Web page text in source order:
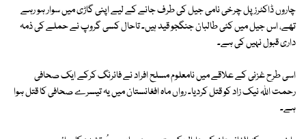
چاروں ڈاکٹرز پل چرخی نامی جيل کی طرف جانے کے ليے اپنی گاڑی ميں سوار ہو رہے
تھے، اس جيل ميں کئی طالبان جنگجو قيد ہيں۔ تاحال کسی گروپ نے حملے کی ذمہ
داری قبول نہیں کی ہے۔
اسی طرح غزنی کے علاقے میں نامعلوم مسلح افراد نے فائرنگ کرکے ایک صحافی
رحمت اللہ نیک زاد کو قتل کردیا۔ رواں ماہ افغانستان میں یہ تیسرے صحافی کا قتل ہوا
ہے۔